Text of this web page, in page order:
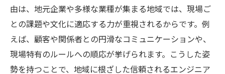
由は、地元企業や多様な業種が集まる地域では、現場ご
との課題や文化に適応する力が重視されるからです。例
えば、顧客や関係者との円滑なコミュニケーションや、
現場特有のルールへの順応が挙げられます。こうした姿
勢を持つことで、地域に根ざした信頼されるエンジニア